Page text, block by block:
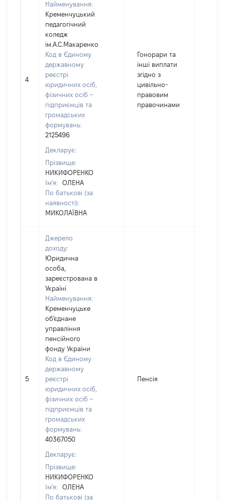
4
Найменування:
Кременчуцький
педагогічний
коледж
ім.А.С.Макаренко
Код в Єдиному
державному
реєстрі
юридичних осіб,
фізичних осіб –
підприємців та
громадських
формувань:
2125496
Декларує:
Прізвище:
НИКИФОРЕНКО
Ім'я:
ОЛЕНА
По батькові (за
наявності):
МИКОЛАЇВНА
Гонорари та
інші виплати
згідно з
цивільно-
правовим
правочинами
5
Джерело
доходу:
Юридична
особа,
зареєстрована в
Україні
Найменування:
Кременчуцьке
об'єднане
управління
пенсійного
фонду України
Код в Єдиному
державному
реєстрі
юридичних осіб,
фізичних осіб –
підприємців та
громадських
формувань:
40367050
Декларує:
Прізвище:
НИКИФОРЕНКО
Ім'я:
ОЛЕНА
По батькові (за
Пенсія